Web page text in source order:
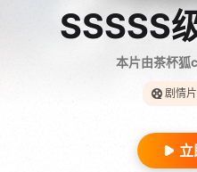
SSSSS
本片由茶杯
剧情片